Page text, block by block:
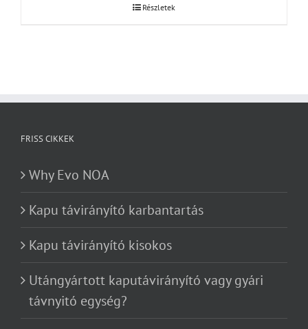
Részletek
FRISS CIKKEK
Why Evo NOA
Kapu távirányító karbantartás
Kapu távirányító kisokos
Utángyártott kaputávirányító vagy gyári
távnyitó egység?